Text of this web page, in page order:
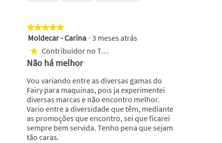
★★★★★
★★★★★
5
em
estrelas.
Moldecar - Carina · 3 meses atrás
★ Contribuidor no Top 1000
Não há melhor
Vou variando entre as diversas gamas do
Fairy para maquinas, pois ja experimentei
diversas marcas e não encontro melhor.
Vario entre a diversidade que têm, mediante
as promoções que encontro, sei que ficarei
sempre bem servida. Tenho pena que sejam
tão caras.